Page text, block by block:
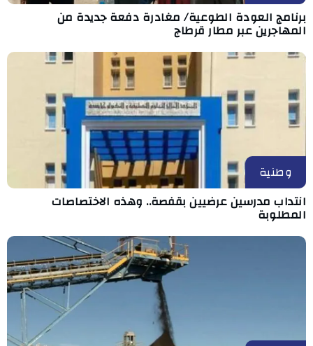
برنامج العودة الطوعية/ مغادرة دفعة جديدة من
المهاجرين عبر مطار قرطاج
وطنية
انتداب مدرسين عرضيين بقفصة.. وهذه الاختصاصات
المطلوبة